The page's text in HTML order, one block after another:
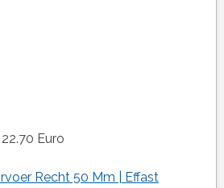
Euro
Recht 50 Mm | Effast